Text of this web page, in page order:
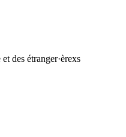
des étranger·èrexs